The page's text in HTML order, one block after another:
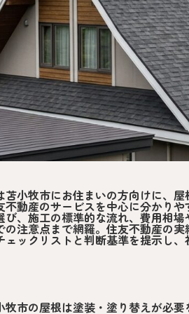
苫小牧市にお住まいの方向けに、
不動産のサービスを中心に分かり
び、施工の標準的な流れ、費用相
の注意点まで網羅。住友不動産の
ェックリストと判断基準を提示し
牧市の屋根は塗装・塗り替えが必要